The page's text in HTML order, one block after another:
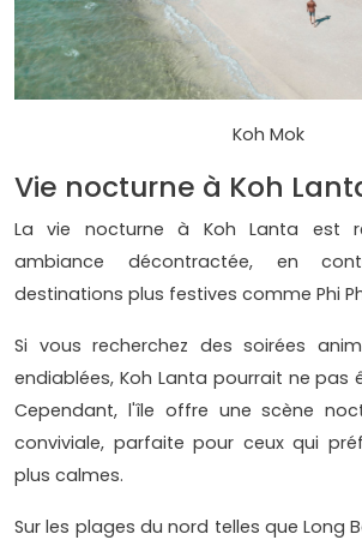
Koh Mok
Vie nocturne à Koh
La vie nocturne à Koh Lanta est
ambiance décontractée, en
destinations plus festives comme Phi
Si vous recherchez des soirées
endiablées, Koh Lanta pourrait ne pas
Cependant, l'île offre une scène
conviviale, parfaite pour ceux qui
plus calmes.
Sur les plages du nord telles que Long